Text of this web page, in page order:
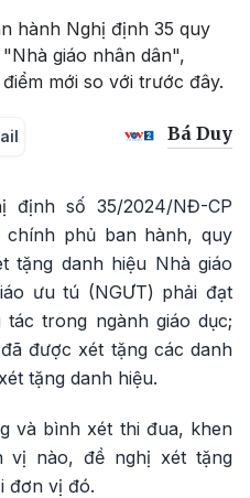
hành Nghị định 35 quy
giáo nhân dân",
mới so với trước đây.
Bá Duy
định số 35/2024/NĐ-CP
phủ ban hành, quy
tặng danh hiệu Nhà giáo
ưu tú (NGƯT) phải đạt
trong ngành giáo dục;
được xét tặng các danh
tặng danh hiệu.
và bình xét thi đua, khen
vị nào, đề nghị xét tặng
đơn vị đó.